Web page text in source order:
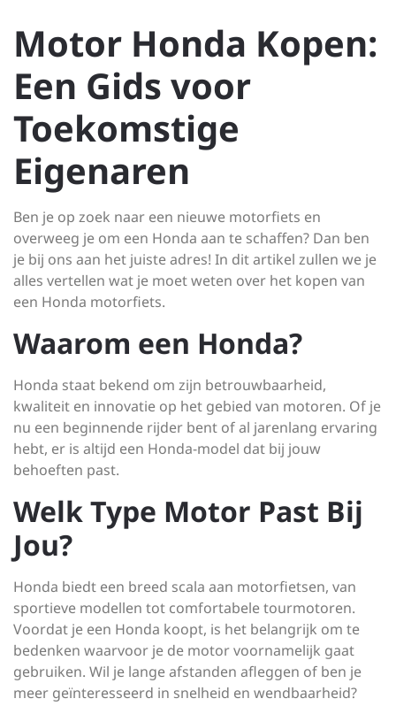
Motor Honda Kopen:
Een Gids voor
Toekomstige
Eigenaren
Ben je op zoek naar een nieuwe motorfiets en
overweeg je om een Honda aan te schaffen? Dan ben
je bij ons aan het juiste adres! In dit artikel zullen we je
alles vertellen wat je moet weten over het kopen van
een Honda motorfiets.
Waarom een Honda?
Honda staat bekend om zijn betrouwbaarheid,
kwaliteit en innovatie op het gebied van motoren. Of je
nu een beginnende rijder bent of al jarenlang ervaring
hebt, er is altijd een Honda-model dat bij jouw
behoeften past.
Welk Type Motor Past Bij
Jou?
Honda biedt een breed scala aan motorfietsen, van
sportieve modellen tot comfortabele tourmotoren.
Voordat je een Honda koopt, is het belangrijk om te
bedenken waarvoor je de motor voornamelijk gaat
gebruiken. Wil je lange afstanden afleggen of ben je
meer geïnteresseerd in snelheid en wendbaarheid?